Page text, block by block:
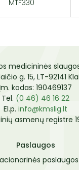
ir darbo grupės
MTF330
medicininės
g. 15, LT-92141
kodas: 190469137
Tel. (0 46) 46 16 22
El.p. info@kmslig.lt
asmenų registre
Paslaugos
paslaugos